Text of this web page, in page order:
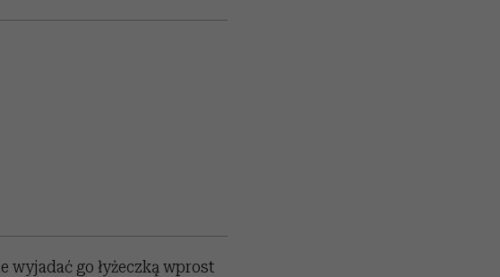
wyjadać go łyżeczką wprost